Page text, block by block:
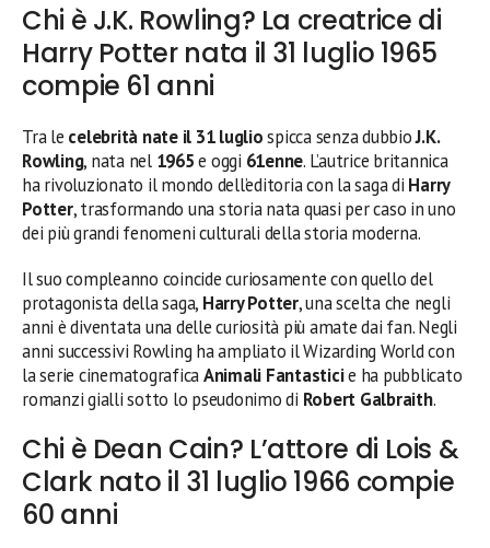
Chi è J.K. Rowling? La creatrice di
Harry Potter nata il 31 luglio 1965
compie 61 anni
Tra le celebrità nate il 31 lugliospicca senza dubbioJ.K.
Rowling, nata nel 1965e oggi 61enne. L’autrice britannica
ha rivoluzionato il mondo dell’editoria con la saga di Harry
Potter, trasformando una storia nata quasi per caso in uno
dei più grandi fenomeni culturali della storia moderna.
Il suo compleanno coincide curiosamente con quello del
protagonista della saga, Harry Potter, una scelta che negli
anni è diventata una delle curiosità più amate dai fan. Negli
anni successivi Rowling ha ampliato il Wizarding World con
la serie cinematograficaAnimali Fantasticie ha pubblicato
romanzi gialli sotto lo pseudonimo di Robert Galbraith.
Chi è Dean Cain? L’attore di Lois &
Clark nato il 31 luglio 1966 compie
60 anni